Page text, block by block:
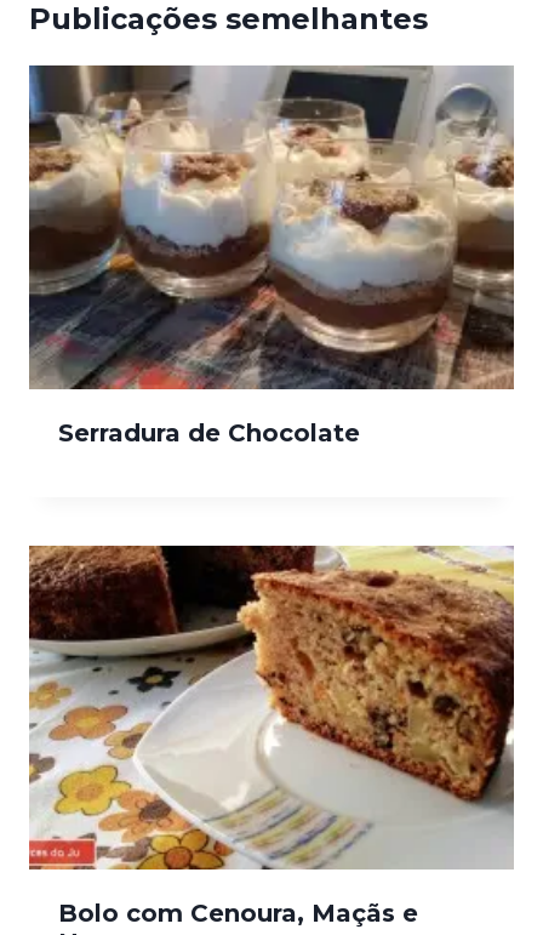
Publicações semelhantes
Serradura de Chocolate
Bolo com Cenoura, Maçãs e